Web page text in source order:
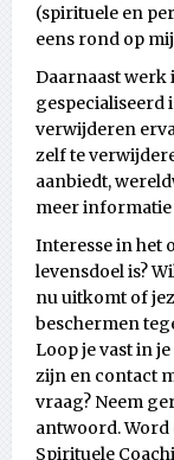
(spirituele en
eens rond op
Daarnaast werk
gespecialiseerd
verwijderen
zelf te
aanbiedt,
meer informatie
Interesse in het
levensdoel is?
nu uitkomt of
beschermen
Loop je vast in
zijn en contact
vraag? Neem
antwoord. Word
Spirituele